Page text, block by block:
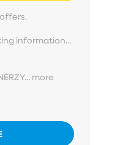
information...
more